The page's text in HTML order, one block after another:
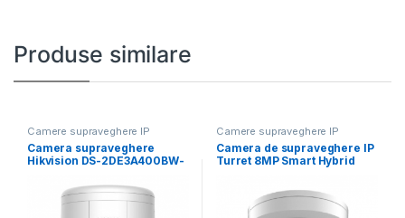
Produse similare
Camere supraveghere IP
Camera supraveghere
Hikvision DS-2DE3A400BW-
2560 × 1440@
Camere supraveghere IP
Camera de supraveghere IP
Turret 8MP Smart Hybrid